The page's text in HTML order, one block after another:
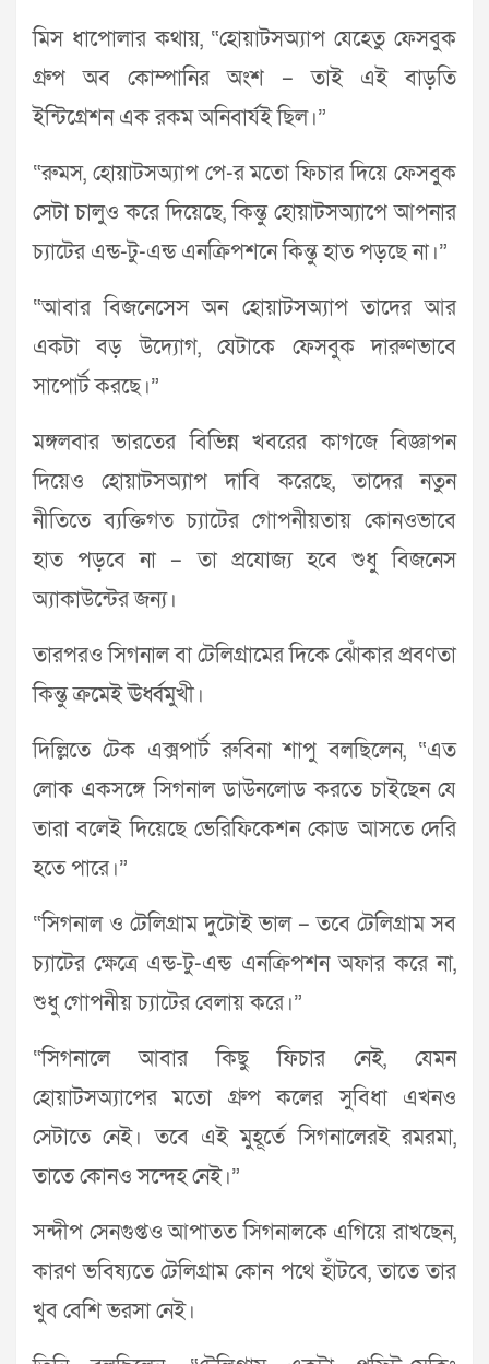
মিস ধাপোলার কথায়, “হোয়াটসঅ্যাপ যেহেতু ফেসবুক
গ্রুপ অব কোম্পানির অংশ – তাই এই বাড়তি
ইন্টিগ্রেশন এক রকম অনিবার্যই ছিল।”
“রুমস, হোয়াটসঅ্যাপ পে-র মতো ফিচার দিয়ে ফেসবুক
সেটা চালুও করে দিয়েছে, কিন্তু হোয়াটসঅ্যাপে আপনার
চ্যাটের এন্ড-টু-এন্ড এনক্রিপশনে কিন্তু হাত পড়ছে না।”
“আবার বিজনেসেস অন হোয়াটসঅ্যাপ তাদের আর
একটা বড় উদ্যোগ, যেটাকে ফেসবুক দারুণভাবে
সাপোর্ট করছে।”
মঙ্গলবার ভারতের বিভিন্ন খবরের কাগজে বিজ্ঞাপন
দিয়েও হোয়াটসঅ্যাপ দাবি করেছে, তাদের নতুন
নীতিতে ব্যক্তিগত চ্যাটের গোপনীয়তায় কোনওভাবে
হাত পড়বে না – তা প্রযোজ্য হবে শুধু বিজনেস
অ্যাকাউন্টের জন্য।
তারপরও সিগনাল বা টেলিগ্রামের দিকে ঝোঁকার প্রবণতা
কিন্তু ক্রমেই ঊর্ধ্বমুখী।
দিল্লিতে টেক এক্সপার্ট রুবিনা শাপু বলছিলেন, “এত
লোক একসঙ্গে সিগনাল ডাউনলোড করতে চাইছেন যে
তারা বলেই দিয়েছে ভেরিফিকেশন কোড আসতে দেরি
হতে পারে।”
“সিগনাল ও টেলিগ্রাম দুটোই ভাল – তবে টেলিগ্রাম সব
চ্যাটের ক্ষেত্রে এন্ড-টু-এন্ড এনক্রিপশন অফার করে না,
শুধু গোপনীয় চ্যাটের বেলায় করে।”
“সিগনালে আবার কিছু ফিচার নেই, যেমন
হোয়াটসঅ্যাপের মতো গ্রুপ কলের সুবিধা এখনও
সেটাতে নেই। তবে এই মুহূর্তে সিগনালেরই রমরমা,
তাতে কোনও সন্দেহ নেই।”
সন্দীপ সেনগুপ্তও আপাতত সিগনালকে এগিয়ে রাখছেন,
কারণ ভবিষ্যতে টেলিগ্রাম কোন পথে হাঁটবে, তাতে তার
খুব বেশি ভরসা নেই।